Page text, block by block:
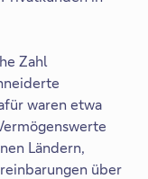
Zahl
waren etwa
Ländern,
über